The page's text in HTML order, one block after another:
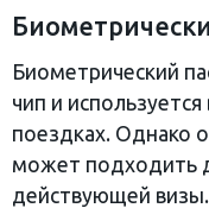
Биометрический
чип и
поездках. Однако
может подходить
действующей визы.